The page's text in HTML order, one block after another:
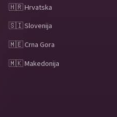
🇭🇷 Hrvatska
🇸🇮 Slovenija
🇲🇪 Crna Gora
🇲🇰 Makedonija